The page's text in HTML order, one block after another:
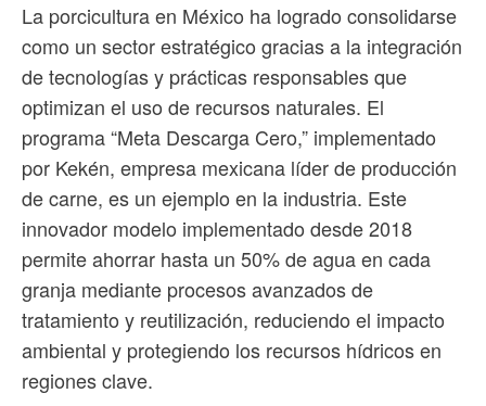
La porcicultura en México ha logrado consolidarse
como un sector estratégico gracias a la integración
de tecnologías y prácticas responsables que
optimizan el uso de recursos naturales. El
programa “Meta Descarga Cero,” implementado
por Kekén, empresa mexicana líder de producción
de carne, es un ejemplo en la industria. Este
innovador modelo implementado desde 2018
permite ahorrar hasta un 50% de agua en cada
granja mediante procesos avanzados de
tratamiento y reutilización, reduciendo el impacto
ambiental y protegiendo los recursos hídricos en
regiones clave.